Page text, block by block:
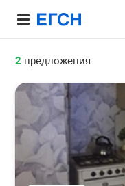
2 предложения